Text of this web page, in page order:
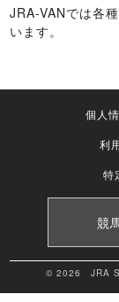
JRA-VANでは各
います。
個人
利
特
競
© 2026 JRA